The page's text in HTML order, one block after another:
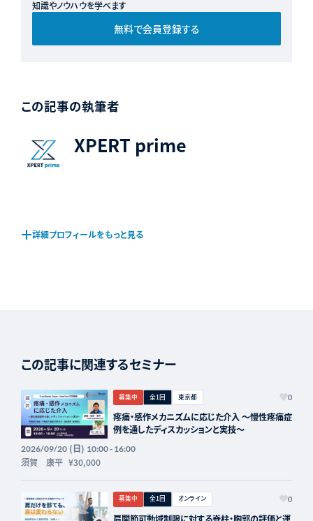
知識やノウハウを学べます
無料で会員登録する
この記事の執筆者
XPERT prime
詳細プロフィールをもっと見る
この記事に関連するセミナー
募集中 全1回 東京都 0
疼痛・感作メカニズムに応じた介入 〜慢性疼痛症
例を通したディスカッションと実技〜
2026/09/20(日) 10:00 - 16:00
須賀 康平 ¥30,000
募集中 全1回 オンライン 0